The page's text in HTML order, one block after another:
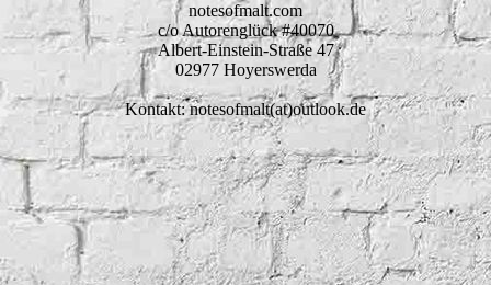
notesofmalt.com
c/o Autorenglück #40070
Albert-Einstein-Straße 47
02977 Hoyerswerda
Kontakt: notesofmalt(at)outlook.de